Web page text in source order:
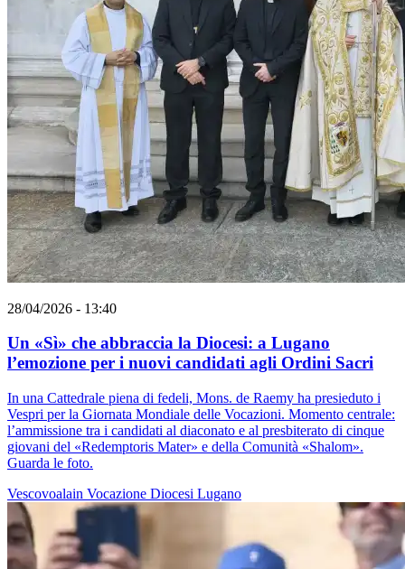
28/04/2026 - 13:40
Un «Sì» che abbraccia la Diocesi: a Lugano
l’emozione per i nuovi candidati agli Ordini Sacri
In una Cattedrale piena di fedeli, Mons. de Raemy ha presieduto i
Vespri per la Giornata Mondiale delle Vocazioni. Momento centrale:
l’ammissione tra i candidati al diaconato e al presbiterato di cinque
giovani del «Redemptoris Mater» e della Comunità «Shalom».
Guarda le foto.
Vescovoalain Vocazione Diocesi Lugano